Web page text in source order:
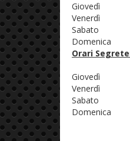
Giovedì
Venerdì
Sabato
Domenica
Orari
Giovedì
Venerdì
Sabato
Domenica